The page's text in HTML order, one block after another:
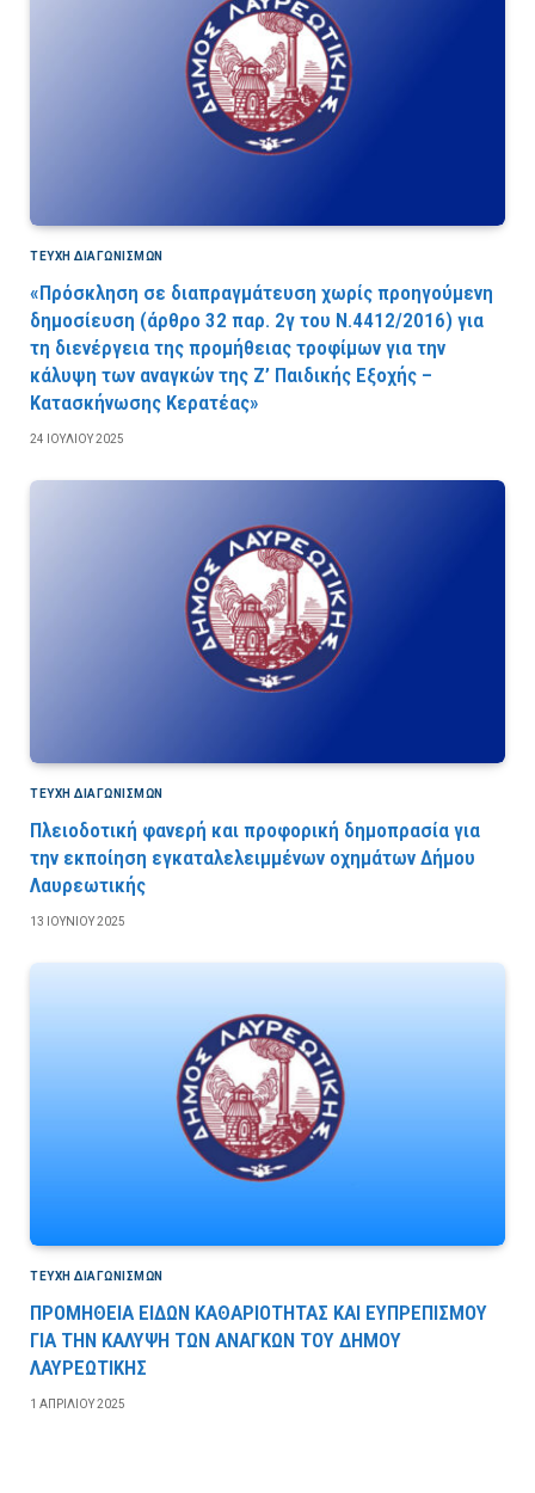
ΤΕΎΧΗ ΔΙΑΓΩΝΙΣΜΏΝ
«Πρόσκληση σε διαπραγμάτευση χωρίς προηγούμενη
δημοσίευση (άρθρο 32 παρ. 2γ του Ν.4412/2016) για
τη διενέργεια της προμήθειας τροφίμων για την
κάλυψη των αναγκών της Ζ’ Παιδικής Εξοχής –
Κατασκήνωσης Κερατέας»
24 ΙΟΥΛΊΟΥ 2025
ΤΕΎΧΗ ΔΙΑΓΩΝΙΣΜΏΝ
Πλειοδοτική φανερή και προφορική δημοπρασία για
την εκποίηση εγκαταλελειμμένων οχημάτων Δήμου
Λαυρεωτικής
13 ΙΟΥΝΊΟΥ 2025
ΤΕΎΧΗ ΔΙΑΓΩΝΙΣΜΏΝ
ΠΡΟΜΗΘΕΙΑ ΕΙΔΩΝ ΚΑΘΑΡΙΟΤΗΤΑΣ ΚΑΙ ΕΥΠΡΕΠΙΣΜΟΥ
ΓΙΑ ΤΗΝ ΚΑΛΥΨΗ ΤΩΝ ΑΝΑΓΚΩΝ ΤΟΥ ΔΗΜΟΥ
ΛΑΥΡΕΩΤΙΚΗΣ
1 ΑΠΡΙΛΊΟΥ 2025